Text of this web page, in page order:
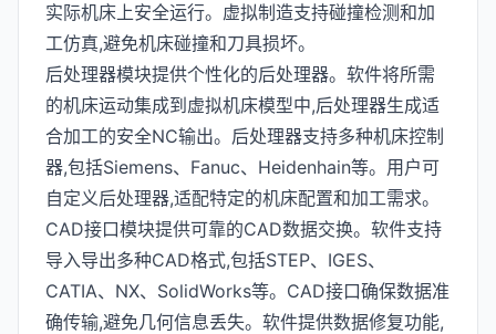
实际机床上安全运行。虚拟制造支持碰撞检测和加
工仿真,避免机床碰撞和刀具损坏。
后处理器模块提供个性化的后处理器。软件将所需
的机床运动集成到虚拟机床模型中,后处理器生成适
合加工的安全NC输出。后处理器支持多种机床控制
器,包括Siemens、Fanuc、Heidenhain等。用户可
自定义后处理器,适配特定的机床配置和加工需求。
CAD接口模块提供可靠的CAD数据交换。软件支持
导入导出多种CAD格式,包括STEP、IGES、
CATIA、NX、SolidWorks等。CAD接口确保数据准
确传输,避免几何信息丢失。软件提供数据修复功能,